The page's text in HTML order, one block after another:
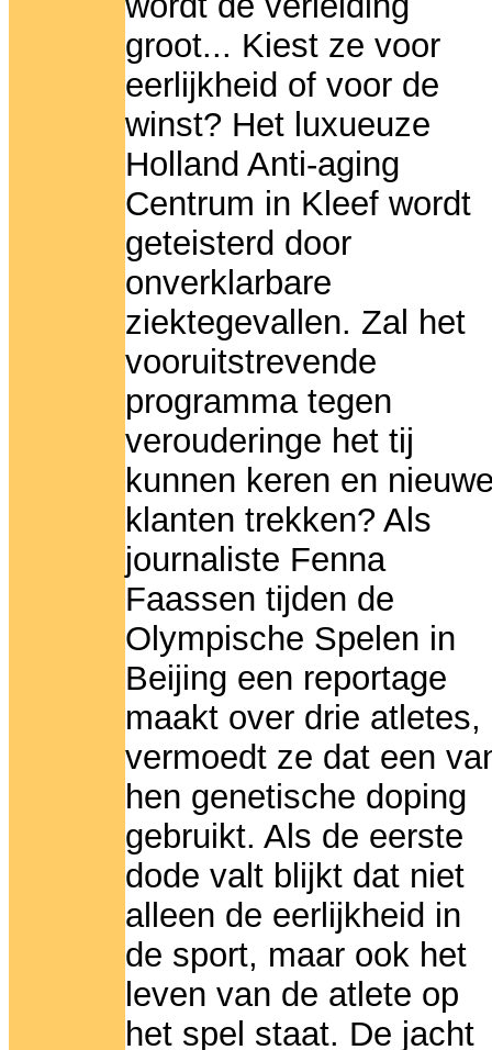
groot... Kiest ze voor
eerlijkheid of voor de
winst? Het luxueuze
Holland Anti-aging
Centrum in Kleef wordt
geteisterd door
onverklarbare
ziektegevallen. Zal het
vooruitstrevende
programma tegen
verouderinge het tij
kunnen keren en
klanten trekken? Als
journaliste Fenna
Faassen tijden de
Olympische Spelen in
Beijing een reportage
maakt over drie atletes,
vermoedt ze dat een
hen genetische doping
gebruikt. Als de eerste
dode valt blijkt dat niet
alleen de eerlijkheid in
de sport, maar ook het
leven van de atlete op
het spel staat. De jacht